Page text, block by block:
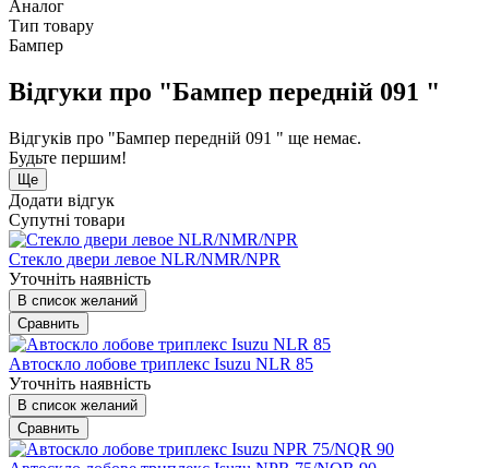
Аналог
Тип товару
Бампер
Відгуки про "Бампер передній 091 "
Відгуків про "Бампер передній 091 " ще немає.
Будьте першим!
Ще
Додати відгук
Супутні товари
Стекло двери левое NLR/NMR/NPR
Уточніть наявність
В список желаний
Сравнить
Автоскло лобове триплекс Isuzu NLR 85
Уточніть наявність
В список желаний
Сравнить